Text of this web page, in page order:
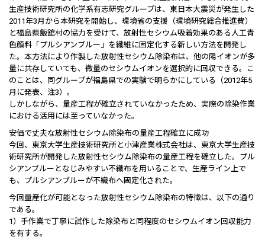
生産技術研究所の化学系有志研究グループは、東日本大震災が発生した
2011年3月から本研究を開始し、環境省の支援（環境研究総合推進費）
と福島県飯舘村の協力を受けて、放射性セシウム吸着効果のある人工青
色顔料「プルシアンブルー」を繊維に固定化する新しい方法を開発し
た。本方法により作製した放射性セシウム除染布は、他の陽イオンが多
量に共存していても、微量のセシウムイオンを選択的に回収できる。こ
のことは、同グループが福島県での実験で明らかにしている（2012年5
月に発表、注3）。
しかしながら、量産工程が確立されていなかったため、実際の除染作業
における活用には至っていなかった。
安価で丈夫な放射性セシウム除染布の量産工程確立に成功
今回、東京大学生産技術研究所と小津産業株式会社は、東京大学生産技
術研究所が開発した放射性セシウム除染布の量産工程を確立した。プル
シアンブルーとなじみやすい不織布を用いることで、生産ライン上で
も、プルシアンブルーが不織布へ固定化された。
今回量産化が可能となった放射性セシウム除染布の特徴は、以下の通り
である。
1）手作業で丁寧に試作した除染布と同程度のセシウムイオン回収能力
を有する。